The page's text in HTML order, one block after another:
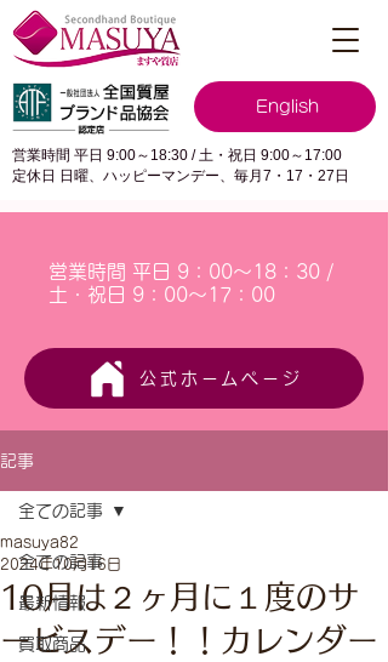
English
営業時間 平日 9:00～18:30 / 土・祝日 9:00～17:00
定休日 日曜、ハッピーマンデー、毎月7・17・27日
営業時間 平日 9：00～18：30 /
土・祝日 9：00～17：00
公式ホームページ
記事
全ての記事
最新情報
買取商品
全ての記事
10月は２ヶ月に１度のサ
ービスデー！！カレンダー
masuya82
2024年10月16日